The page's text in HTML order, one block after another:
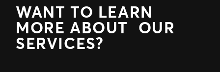
WANT TO LEARN
MORE ABOUT OUR
SERVICES?